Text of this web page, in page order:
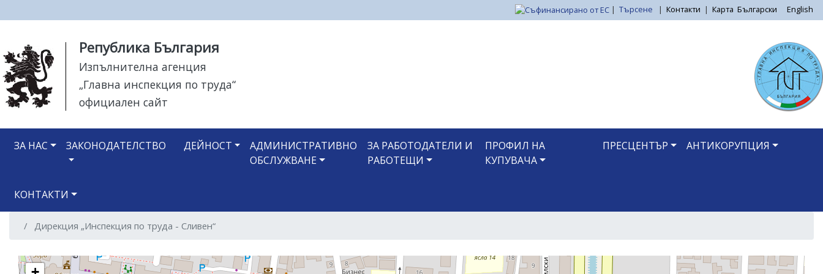
обърнете
внимание:
Този
уебсайт
със
система
Control-
към
Български English
| Търсене | Контакти | Карта
Република България
Изпълнителна агенция
„Главна инспекция по труда“
официален сайт
ЗА НАС ЗАКОНОДАТЕЛСТВО ДЕЙНОСТ
АДМИНИСТРАТИВНО
ОБСЛУЖВАНЕ
ЗА РАБОТОДАТЕЛИ И
РАБОТЕЩИ
ПРОФИЛ НА
КУПУВАЧА
ПРЕСЦЕНТЪР АНТИКОРУПЦИЯ
КОНТАКТИ
Дирекция „Инспекция по труда - Сливен“